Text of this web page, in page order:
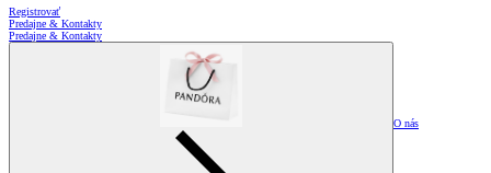
Registrovať
Predajne & Kontakty
Predajne & Kontakty
O nás